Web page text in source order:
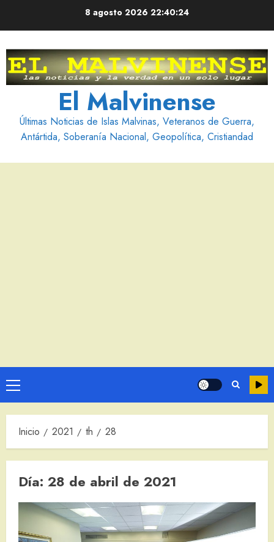
8 agosto 2026 22:40:25
El Malvinense
Últimas Noticias de Islas Malvinas, Veteranos de Guerra,
Antártida, Soberanía Nacional, Geopolítica, Cristiandad
Menú
principal
Inicio 2021 th 28
Día: 28 de abril de 2021